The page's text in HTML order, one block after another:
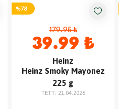
%78
179.95 ₺
39.99 ₺
Heinz
Heinz Smoky Mayonez
225 g
TETT: 21.04.2026